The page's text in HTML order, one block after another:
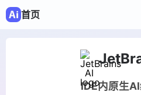
首页
IDE内原生